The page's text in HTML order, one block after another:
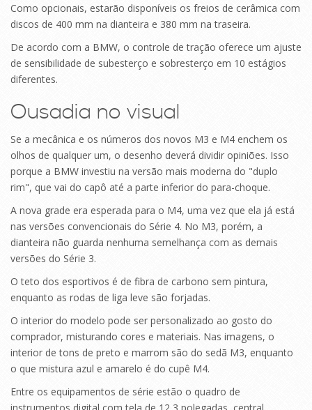
Como opcionais, estarão disponíveis os freios de cerâmica com
discos de 400 mm na dianteira e 380 mm na traseira.
De acordo com a BMW, o controle de tração oferece um ajuste
de sensibilidade de subesterço e sobresterço em 10 estágios
diferentes.
Ousadia no visual
Se a mecânica e os números dos novos M3 e M4 enchem os
olhos de qualquer um, o desenho deverá dividir opiniões. Isso
porque a BMW investiu na versão mais moderna do "duplo
rim", que vai do capô até a parte inferior do para-choque.
A nova grade era esperada para o M4, uma vez que ela já está
nas versões convencionais do Série 4. No M3, porém, a
dianteira não guarda nenhuma semelhança com as demais
versões do Série 3.
O teto dos esportivos é de fibra de carbono sem pintura,
enquanto as rodas de liga leve são forjadas.
O interior do modelo pode ser personalizado ao gosto do
comprador, misturando cores e materiais. Nas imagens, o
interior de tons de preto e marrom são do sedã M3, enquanto
o que mistura azul e amarelo é do cupê M4.
Entre os equipamentos de série estão o quadro de